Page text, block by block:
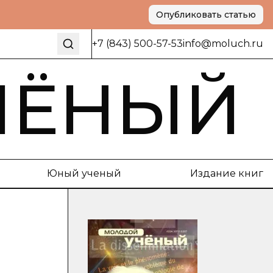
Опубликовать статью
+7 (843) 500-57-53info@moluch.ru
Юный ученый Издание книг